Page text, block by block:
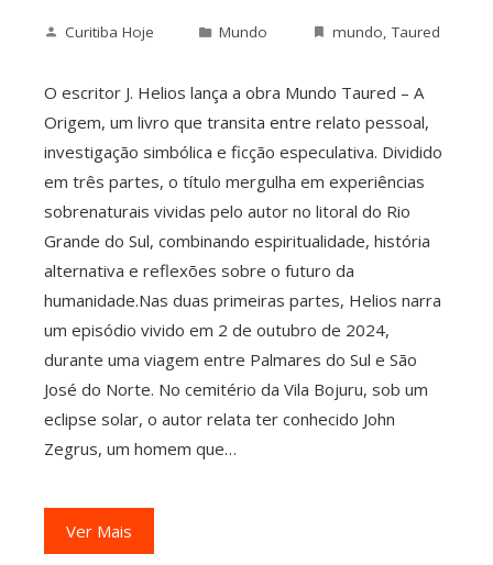
Curitiba Hoje Mundo mundo,Taured
O escritor J. Helios lança a obra Mundo Taured – A
Origem, um livro que transita entre relato pessoal,
investigação simbólica e ficção especulativa. Dividido
em três partes, o título mergulha em experiências
sobrenaturais vividas pelo autor no litoral do Rio
Grande do Sul, combinando espiritualidade, história
alternativa e reflexões sobre o futuro da
humanidade.Nas duas primeiras partes, Helios narra
um episódio vivido em 2 de outubro de 2024,
durante uma viagem entre Palmares do Sul e São
José do Norte. No cemitério da Vila Bojuru, sob um
eclipse solar, o autor relata ter conhecido John
Zegrus, um homem que…
Ver Mais